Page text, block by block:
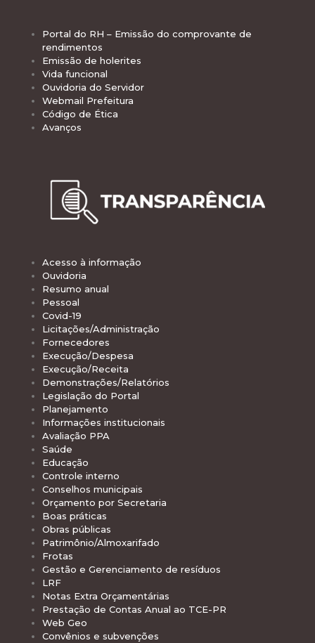
Portal do RH – Emissão do comprovante de
rendimentos
Emissão de holerites
Vida funcional
Ouvidoria do Servidor
Webmail Prefeitura
Código de Ética
Avanços
Acesso à informação
Ouvidoria
Resumo anual
Pessoal
Covid-19
Licitações/Administração
Fornecedores
Execução/Despesa
Execução/Receita
Demonstrações/Relatórios
Legislação do Portal
Planejamento
Informações institucionais
Avaliação PPA
Saúde
Educação
Controle interno
Conselhos municipais
Orçamento por Secretaria
Boas práticas
Obras públicas
Patrimônio/Almoxarifado
Frotas
Gestão e Gerenciamento de resíduos
LRF
Notas Extra Orçamentárias
Prestação de Contas Anual ao TCE-PR
Web Geo
Convênios e subvenções